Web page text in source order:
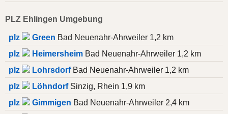
PLZ Ehlingen Umgebung
plz Green Bad Neuenahr-Ahrweiler 1,2 km
plz
Heimersheim Bad Neuenahr-Ahrweiler 1,2 km
plz
LohrsdorfBad Neuenahr-Ahrweiler 1,2 km
plz
LöhndorfSinzig, Rhein 1,9 km
plz
Gimmigen Bad Neuenahr-Ahrweiler 2,4 km